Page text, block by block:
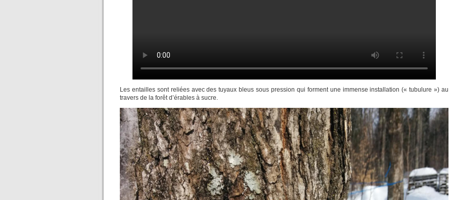
Les entailles sont reliées avec des tuyaux bleus sous pression qui forment une immense installation (« tubulure ») au
travers de la forêt d’érables à sucre.